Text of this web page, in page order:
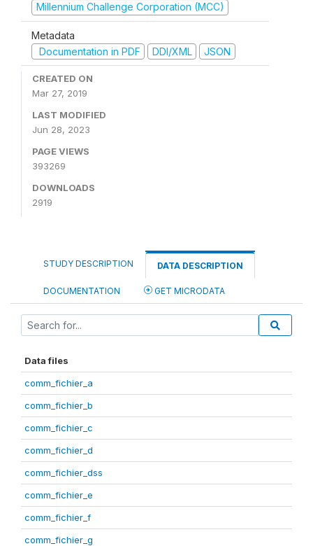
Millennium Challenge Corporation (MCC)
Metadata
Documentation in PDF
DDI/XML JSON
CREATED ON
Mar 27, 2019
LAST MODIFIED
Jun 28, 2023
PAGE VIEWS
393269
DOWNLOADS
2919
STUDY DESCRIPTION DATA DESCRIPTION
DOCUMENTATION GET MICRODATA
Data files
comm_fichier_a
comm_fichier_b
comm_fichier_c
comm_fichier_d
comm_fichier_dss
comm_fichier_e
comm_fichier_f
comm_fichier_g